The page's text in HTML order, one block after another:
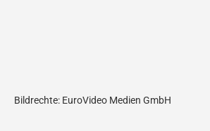
Bildrechte: EuroVideo Medien GmbH